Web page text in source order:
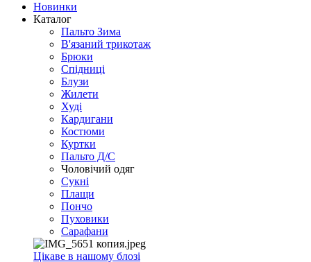
Новинки
Каталог
Пальто Зима
В'язаний трикотаж
Брюки
Спідниці
Блузи
Жилети
Худі
Кардигани
Костюми
Куртки
Пальто Д/С
Чоловічий одяг
Сукні
Плащи
Пончо
Пуховики
Сарафани
Цікаве в нашому блозі
XLSX